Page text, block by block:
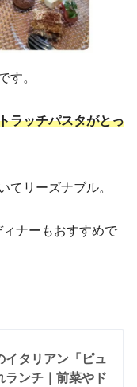
す。
ラッチパスタがとっ
てリーズナブル。
ナーもおすすめで
イタリアン「ピュ
ランチ｜前菜やド